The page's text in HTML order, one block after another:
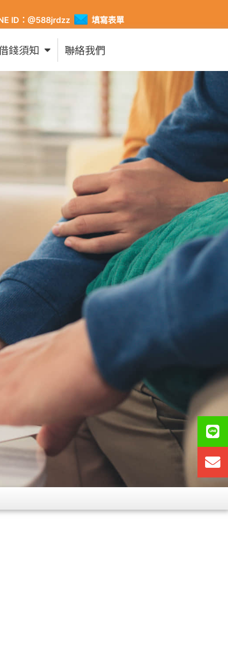
ID：@588jrdzz 填寫表單
錢須知 聯絡我們